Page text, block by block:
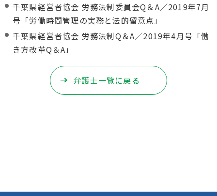
千葉県経営者協会 労務法制委員会Q＆A／2019年7月
号「労働時間管理の実務と法的留意点」
千葉県経営者協会 労務法制Q＆A／2019年4月号「働
き方改革Q＆A」
弁護士一覧に戻る